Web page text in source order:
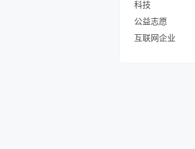
科技
公益志愿
互联网企业